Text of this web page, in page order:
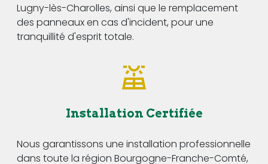
Lugny-lès-Charolles, ainsi que le remplacement
des panneaux en cas d'incident, pour une
tranquillité d'esprit totale.
Installation Certifiée
Nous garantissons une installation professionnelle
dans toute la région Bourgogne-Franche-Comté,